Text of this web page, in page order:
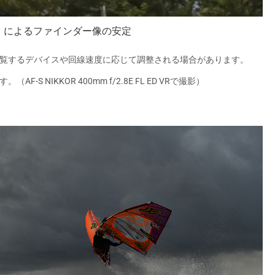
によるファインダー像の安定
するデバイスや回線速度に応じて調整される場合があります。
。（AF-S NIKKOR 400mm f/2.8E FL ED VRで撮影）